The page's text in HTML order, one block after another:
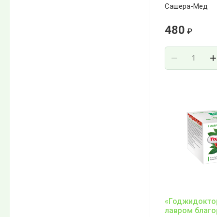
Сашера-Мед
480 ₽
лавром